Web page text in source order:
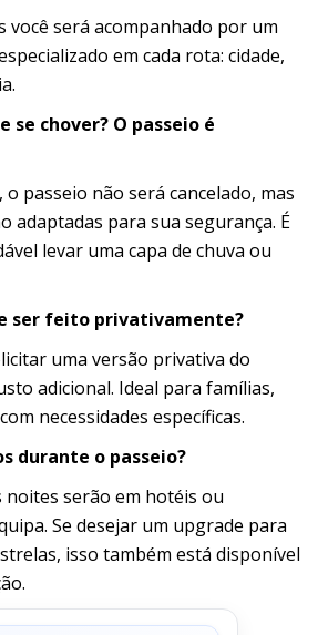
você será acompanhado por um
em cada rota: cidade,
se chover? O passeio é
o passeio não será cancelado, mas
adaptadas para sua segurança. É
levar uma capa de chuva ou
ser feito privativamente?
uma versão privativa do
adicional. Ideal para famílias,
necessidades específicas.
durante o passeio?
noites serão em hotéis ou
Se desejar um upgrade para
isso também está disponível